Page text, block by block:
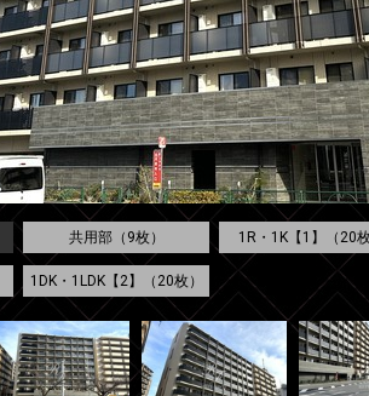
共用部（9枚） 1R・1K【1】（20枚
1DK・1LDK【2】（20枚）